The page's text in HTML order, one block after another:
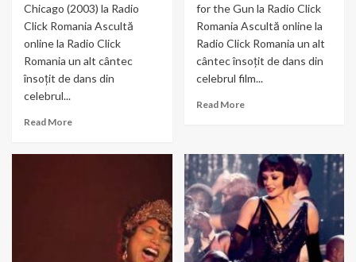
Chicago (2003) la Radio
Click Romania Ascultă
online la Radio Click
Romania un alt cântec
însoțit de dans din
celebrul...
Read MoreRead
for the Gun la Radio Click
Romania Ascultă online la
Radio Click Romania un alt
cântec însoțit de dans din
celebrul film...
Read MoreRead
We
Both
Reached
for
the
Gun